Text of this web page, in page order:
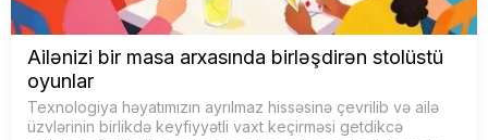
Ailənizi bir masa arxasında birləşdirən stolüstü
oyunlar
Texnologiya həyatımızın ayrılmaz hissəsinə çevrilib və ailə
üzvlərinin birlikdə keyfiyyətli vaxt keçirməsi getdikcə